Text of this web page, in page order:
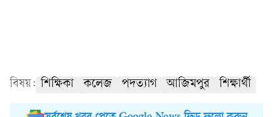
বিষয়: শিক্ষিকা কলেজ পদত্যাগ আজিমপুর শিক্ষার্থী